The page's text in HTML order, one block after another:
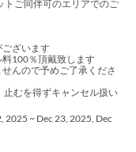
トご同伴可のエリアでのご
ございます
料100％頂戴致します
んので予めご了承くださ
止むを得ずキャンセル扱い
2025 ~ Dec 23, 2025, Dec